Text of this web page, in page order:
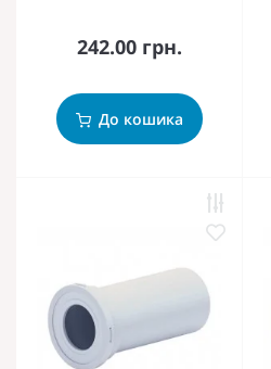
242.00 грн.
До кошика